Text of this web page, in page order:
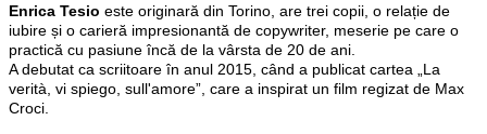
Enrica Tesio este originară din Torino, are trei copii, o relație de
iubire și o carieră impresionantă de copywriter, meserie pe care o
practică cu pasiune încă de la vârsta de 20 de ani.
A debutat ca scriitoare în anul 2015, când a publicat cartea „La
verità, vi spiego, sull'amore”, care a inspirat un film regizat de Max
Croci.